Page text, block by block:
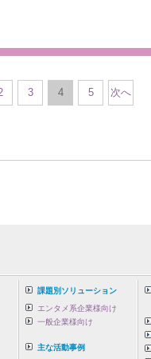
3 4 5 次へ
課題別ソリューション
エンタメ系企業様向け
一般企業様向け
主な活動事例